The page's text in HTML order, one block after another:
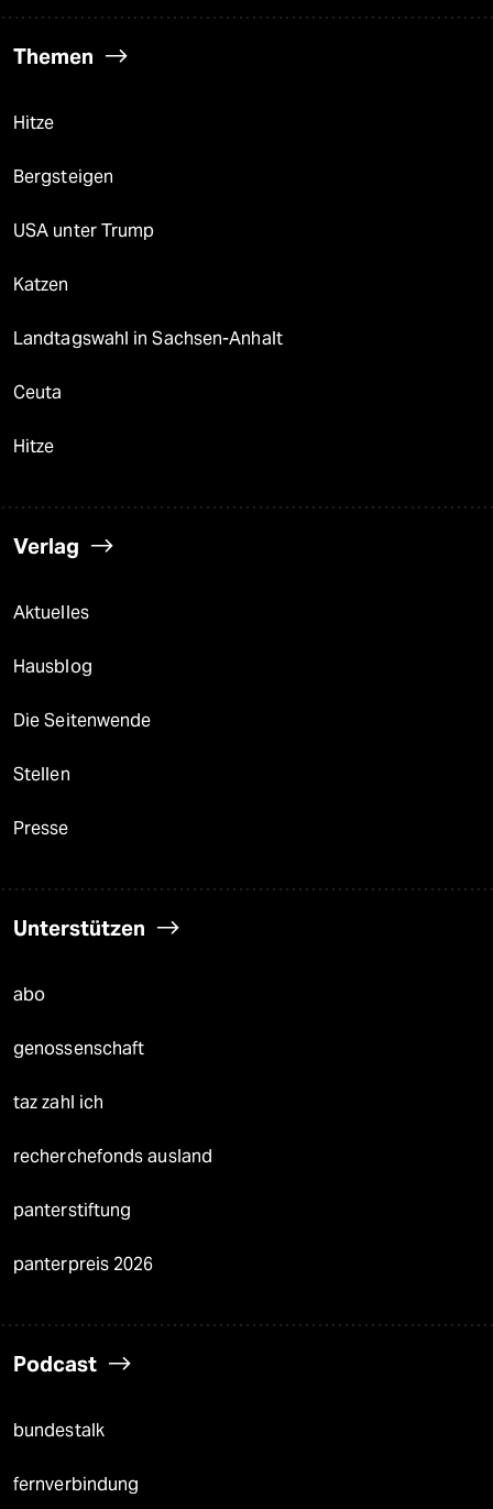
Themen
Hitze
Bergsteigen
USA unter Trump
Katzen
Landtagswahl in Sachsen-Anhalt
Ceuta
Hitze
Verlag
Aktuelles
Hausblog
Die Seitenwende
Stellen
Presse
Unterstützen
abo
genossenschaft
taz zahl ich
recherchefonds ausland
panterstiftung
panterpreis 2026
Podcast
bundestalk
fernverbindung